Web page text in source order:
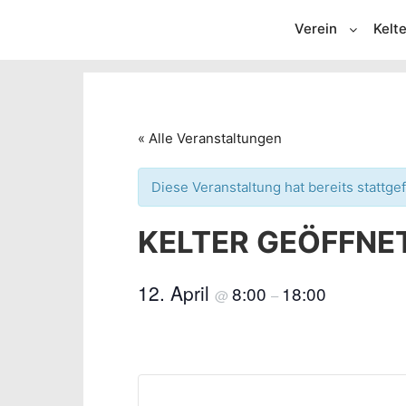
Verein
« Alle Veranstaltungen
Diese Veranstaltung hat bereits
KELTER
12. April @ 8:00 – 18:00